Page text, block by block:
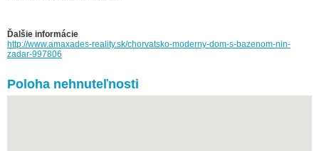
Ďalšie informácie
http://www.amaxades-reality.sk/chorvatsko-moderny-dom-s-bazenom-nin-
zadar-997806
Poloha nehnuteľnosti